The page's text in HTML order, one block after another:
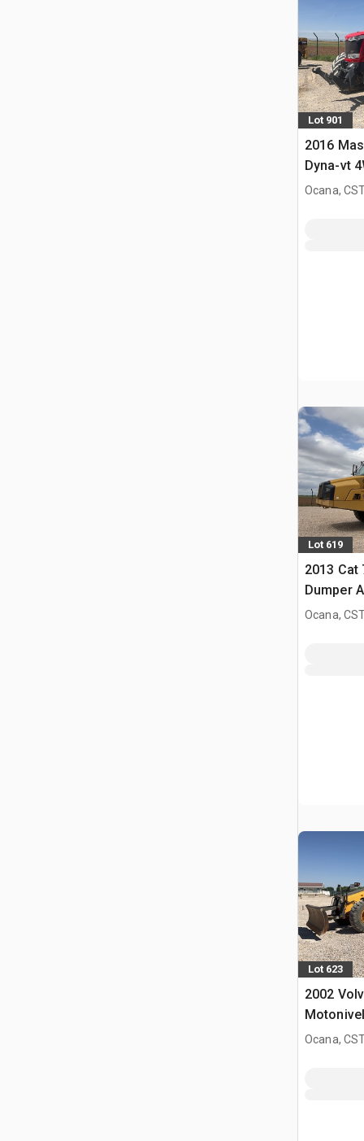
Lot 901
2016
Dyna-vt
Ocana,
Lot 619
2013 Cat
Dumper
Ocana,
Lot 623
2002
Ocana,